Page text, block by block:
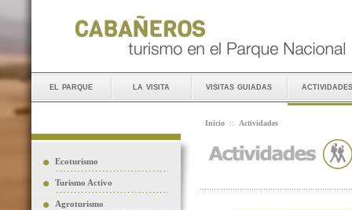
el parque la visita visitas guiadas actividades
Ecoturismo
Turismo Activo
Agroturismo
Inicio :: Actividades